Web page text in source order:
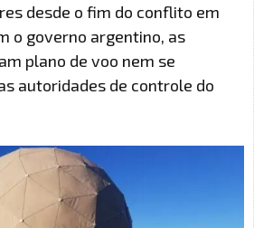
desde o fim do conflito em
o governo argentino, as
plano de voo nem se
autoridades de controle do